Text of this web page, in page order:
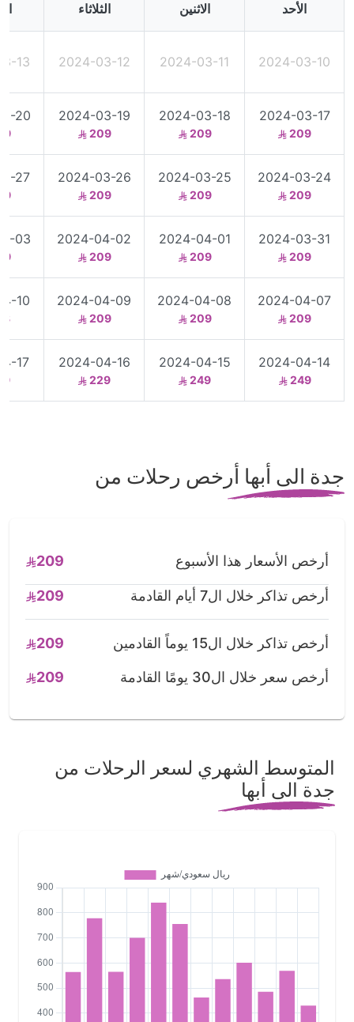
الأحد الاثنين الثلاثاء
2024-03-10
2024-03-11
2024-03-12
13
2024-03-17
209
2024-03-18
209
2024-03-19
209
20
2024-03-24
209
2024-03-25
209
2024-03-26
209
27
2024-03-31
209
2024-04-01
209
2024-04-02
209
03
2024-04-07
209
2024-04-08
209
2024-04-09
209
10
2024-04-14
249
2024-04-15
249
2024-04-16
229
17
جدة الى أبها أرخص رحلات من
أرخص الأسعار هذا الأسبوع 209
أرخص تذاكر خلال ال7 أيام القادمة 209
أرخص تذاكر خلال ال15 يوماً القادمين 209
أرخص سعر خلال ال30 يومًا القادمة 209
المتوسط الشهري لسعر الرحلات من
جدة الى أبها